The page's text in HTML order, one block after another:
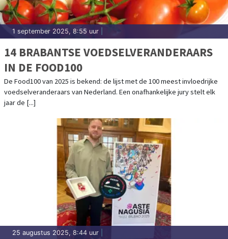
1 september 2025, 8:55 uur
14 BRABANTSE VOEDSELVERANDERAARS
IN DE FOOD100
De Food100 van 2025 is bekend: de lijst met de 100 meest invloedrijke
voedselveranderaars van Nederland. Een onafhankelijke jury stelt elk
jaar de [...]
25 augustus 2025, 8:44 uur